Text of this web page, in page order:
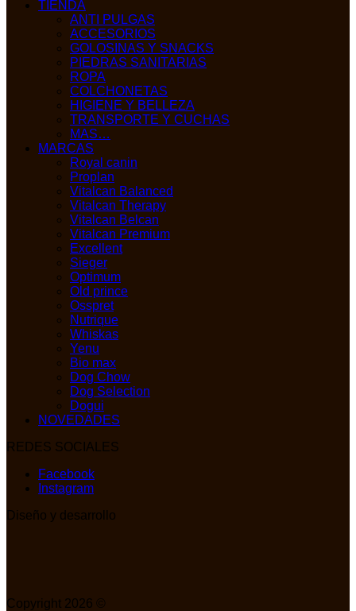
TIENDA
ANTI PULGAS
ACCESORIOS
GOLOSINAS Y SNACKS
PIEDRAS SANITARIAS
ROPA
COLCHONETAS
HIGIENE Y BELLEZA
TRANSPORTE Y CUCHAS
MAS…
MARCAS
Royal canin
Proplan
Vitalcan Balanced
Vitalcan Therapy
Vitalcan Belcan
Vitalcan Premium
Excellent
Sieger
Optimum
Old prince
Osspret
Nutrique
Whiskas
Yenu
Bio max
Dog Chow
Dog Selection
Dogui
NOVEDADES
REDES SOCIALES
Facebook
Instagram
Diseño y desarrollo
Copyright 2026 ©